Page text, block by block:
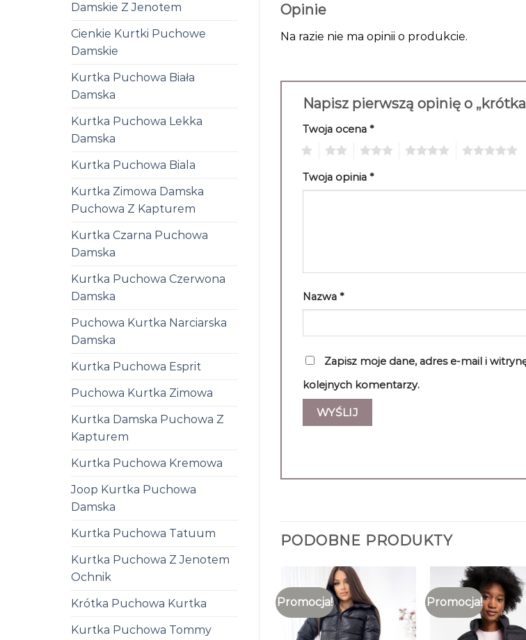
Damskie Z Jenotem
Cienkie Kurtki Puchowe
Damskie
Kurtka Puchowa Biała
Damska
Kurtka Puchowa Lekka
Damska
Kurtka Puchowa Biala
Kurtka Zimowa Damska
Puchowa Z Kapturem
Kurtka Czarna Puchowa
Damska
Kurtka Puchowa Czerwona
Damska
Puchowa Kurtka Narciarska
Damska
Kurtka Puchowa Esprit
Puchowa Kurtka Zimowa
Kurtka Damska Puchowa Z
Kapturem
Kurtka Puchowa Kremowa
Joop Kurtka Puchowa
Damska
Kurtka Puchowa Tatuum
Kurtka Puchowa Z Jenotem
Ochnik
Krótka Puchowa Kurtka
Kurtka Puchowa Tommy
Opinie
Na razie nie ma opinii o produkcie.
Napisz pierwszą opinię o
Twoja ocena *
Twoja opinia *
Nazwa *
Zapisz moje dane, adres e-mail i
kolejnych komentarzy.
PODOBNE PRODUKTY
Promocja! Promocja!